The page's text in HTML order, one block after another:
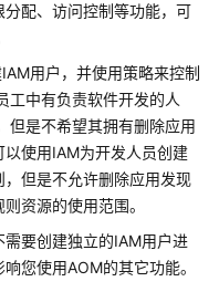
配、访问控制等功能，可
用户，并使用策略来控制
工中有负责软件开发的人
但是不希望其拥有删除应用
使用IAM为开发人员创建
但是不允许删除应用发现
资源的使用范围。
要创建独立的IAM用户进
您使用AOM的其它功能。